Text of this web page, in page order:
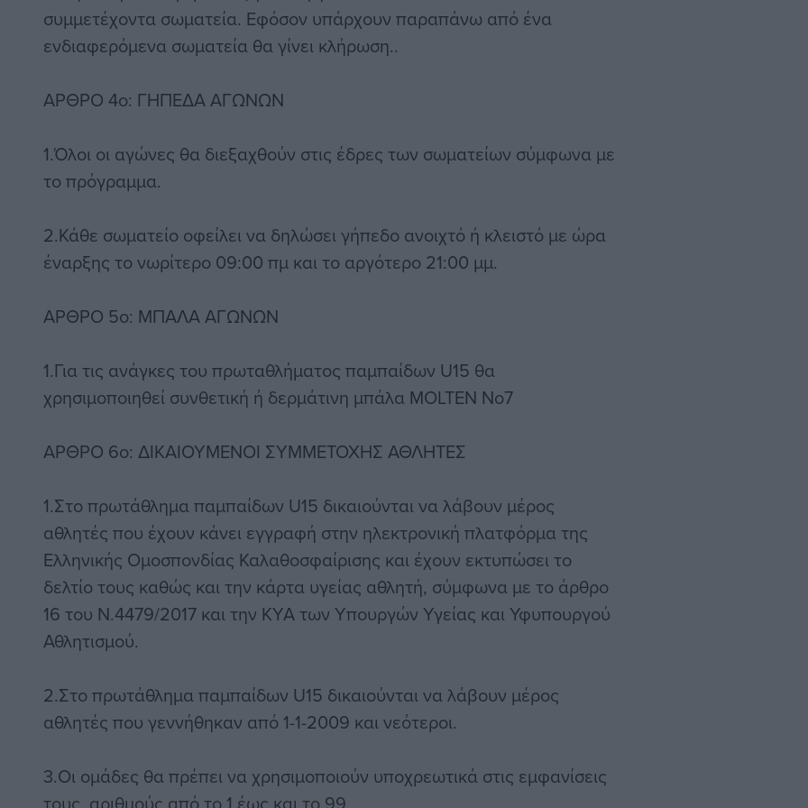
συμμετέχοντα σωματεία. Εφόσον υπάρχουν παραπάνω από ένα
ενδιαφερόμενα σωματεία θα γίνει κλήρωση..
ΑΡΘΡΟ 4o: ΓΗΠΕΔΑ ΑΓΩΝΩΝ
1.Όλοι οι αγώνες θα διεξαχθούν στις έδρες των σωματείων σύμφωνα με
το πρόγραμμα.
2.Κάθε σωματείο οφείλει να δηλώσει γήπεδο ανοιχτό ή κλειστό με ώρα
έναρξης το νωρίτερο 09:00 πμ και το αργότερο 21:00 μμ.
ΑΡΘΡΟ 5o: ΜΠΑΛΑ ΑΓΩΝΩΝ
1.Για τις ανάγκες του πρωταθλήματος παμπαίδων U15 θα
χρησιμοποιηθεί συνθετική ή δερμάτινη μπάλα MOLTEN Νο7
ΑΡΘΡΟ 6o: ΔΙΚΑΙΟΥΜΕΝΟΙ ΣΥΜΜΕΤΟΧΗΣ ΑΘΛΗΤΕΣ
1.Στο πρωτάθλημα παμπαίδων U15 δικαιούνται να λάβουν μέρος
αθλητές που έχουν κάνει εγγραφή στην ηλεκτρονική πλατφόρμα της
Ελληνικής Ομοσπονδίας Καλαθοσφαίρισης και έχουν εκτυπώσει το
δελτίο τους καθώς και την κάρτα υγείας αθλητή, σύμφωνα με το άρθρο
16 του Ν.4479/2017 και την ΚΥΑ των Υπουργών Υγείας και Υφυπουργού
Αθλητισμού.
2.Στο πρωτάθλημα παμπαίδων U15 δικαιούνται να λάβουν μέρος
αθλητές που γεννήθηκαν από 1-1-2009 και νεότεροι.
3.Οι ομάδες θα πρέπει να χρησιμοποιούν υποχρεωτικά στις εμφανίσεις